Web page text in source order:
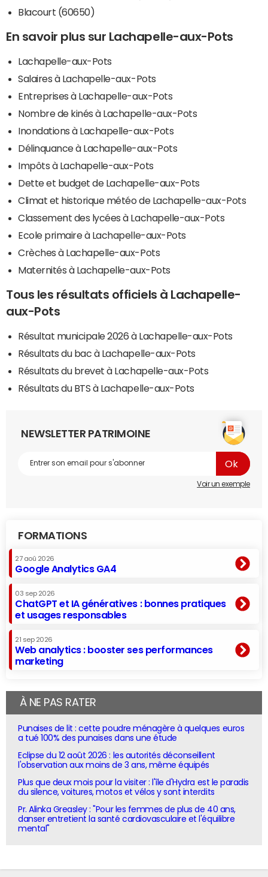
Blacourt (60650)
En savoir plus sur Lachapelle-aux-Pots
Lachapelle-aux-Pots
Salaires à Lachapelle-aux-Pots
Entreprises à Lachapelle-aux-Pots
Nombre de kinés à Lachapelle-aux-Pots
Inondations à Lachapelle-aux-Pots
Délinquance à Lachapelle-aux-Pots
Impôts à Lachapelle-aux-Pots
Dette et budget de Lachapelle-aux-Pots
Climat et historique météo de Lachapelle-aux-Pots
Classement des lycées à Lachapelle-aux-Pots
Ecole primaire à Lachapelle-aux-Pots
Crèches à Lachapelle-aux-Pots
Maternités à Lachapelle-aux-Pots
Tous les résultats officiels à Lachapelle-
aux-Pots
Résultat municipale 2026 à Lachapelle-aux-Pots
Résultats du bac à Lachapelle-aux-Pots
Résultats du brevet à Lachapelle-aux-Pots
Résultats du BTS à Lachapelle-aux-Pots
NEWSLETTER PATRIMOINE
Voir un exemple
FORMATIONS
27 aoû 2026
Google Analytics GA4
03 sep 2026
ChatGPT et IA génératives : bonnes pratiques
et usages responsables
21 sep 2026
Web analytics : booster ses performances
marketing
À NE PAS RATER
Punaises de lit : cette poudre ménagère à quelques euros
a tué 100% des punaises dans une étude
Eclipse du 12 août 2026 : les autorités déconseillent
l'observation aux moins de 3 ans, même équipés
Plus que deux mois pour la visiter : l'île d'Hydra est le paradis
du silence, voitures, motos et vélos y sont interdits
Pr. Alinka Greasley : "Pour les femmes de plus de 40 ans,
danser entretient la santé cardiovasculaire et l'équilibre
mental"